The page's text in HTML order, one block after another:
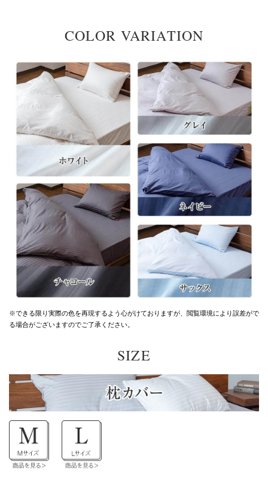
COLOR VARIATION
※できる限り実際の色を再現するよう心がけておりますが、 閲覧環境により誤差がで
る場合がございますのでご了承ください。
SIZE